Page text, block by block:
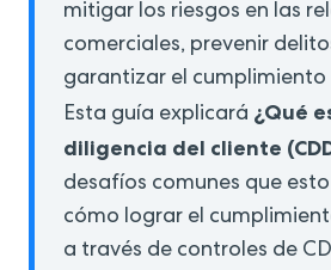
mitigar los riesgos en las
comerciales, prevenir
garantizar el
Esta guía explicará ¿Qué
diligencia del cliente
desafíos comunes que
cómo lograr el
a través de controles de